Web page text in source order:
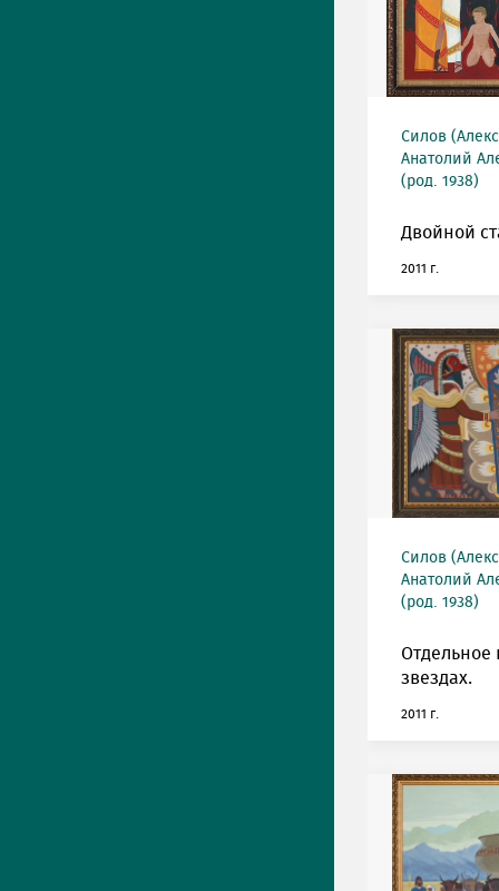
Силов
Анатолий
(род. 1938)
Двойной
2011 г.
Силов
Анатолий
(род. 1938)
Отдельное
звездах.
2011 г.